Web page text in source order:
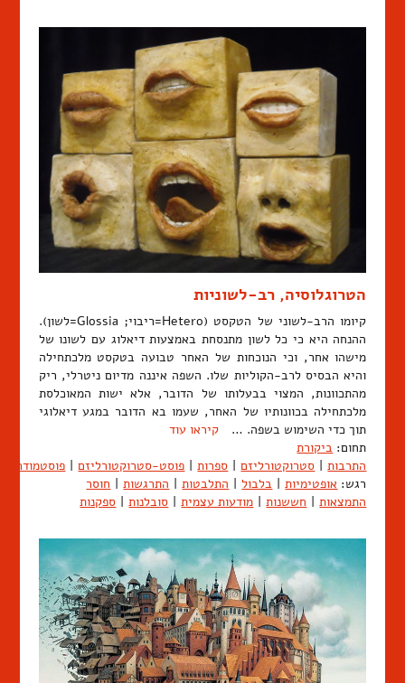
הטרוגלוסיה, רב-לשוניות
קיומו הרב-לשוני של הטקסט (Hetero=ריבוי; Glossia=לשון).
ההנחה היא כי כל לשון מתנסחת באמצעות דיאלוג עם לשונו של
מישהו אחר, וכי הנוכחות של האחר טבועה בטקסט מלכתחילה
והיא הבסיס לרב-הקוליות שלו. השפה איננה מדיום ניטרלי, ריק
מהתכוונות, המצוי בבעלותו של הדובר, אלא ישות המאוכלסת
מלכתחילה בכוונותיו של האחר, שעמו בא הדובר במגע דיאלוגי
תוך כדי השימוש בשפה. … קיראו עוד
תחום: ביקורת
התרבות | סטרוקטורליזם | ספרות | פוסט-סטרוקטורליזם |
רגש: אופטימיות | בלבול | התלבטות | התרגשות | חוסר
התמצאות | חששנות | מודעות עצמית | סובלנות | ספקנות